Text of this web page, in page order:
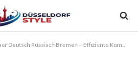
Bremen – Effiziente Kommunikation bei internationalen Konferenzen